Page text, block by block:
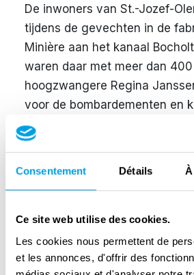
Consentement Détails
Ce site web utilise des cookies.
Les cookies nous permettent de
et les annonces, d'offrir des
De inwoners van St.-Jozef-
tijdens de gevechten in de
Minière aan het kanaal
waren daar met meer dan
hoogzwangere Regina
voor de bombardementen en
bevalde ze op 14 september
Jan De Schrijver. Uit
Regina en haar man Miel hun
McHunt, luitenant-kolonel van
Pas in mei 1945 capituleerde